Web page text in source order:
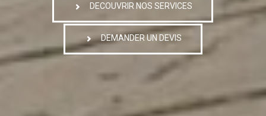
DECOUVRIR NOS SERVICES
DEMANDER UN DEVIS